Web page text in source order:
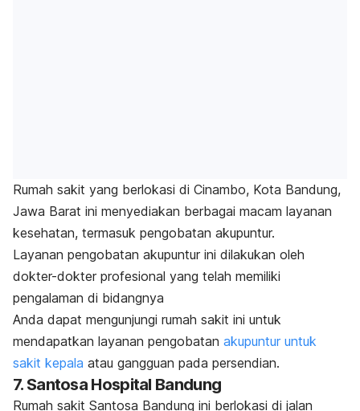
Rumah sakit yang berlokasi di Cinambo, Kota Bandung,
Jawa Barat ini menyediakan berbagai macam layanan
kesehatan, termasuk pengobatan akupuntur.
Layanan pengobatan akupuntur ini dilakukan oleh
dokter-dokter profesional yang telah memiliki
pengalaman di bidangnya
Anda dapat mengunjungi rumah sakit ini untuk
mendapatkan layanan pengobatan akupuntur untuk
sakit kepala atau gangguan pada persendian.
7. Santosa Hospital Bandung
Rumah sakit Santosa Bandung ini berlokasi di jalan